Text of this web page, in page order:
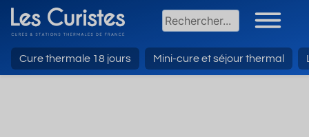
Cure thermale 18 jours Mini-cure et séjour thermal